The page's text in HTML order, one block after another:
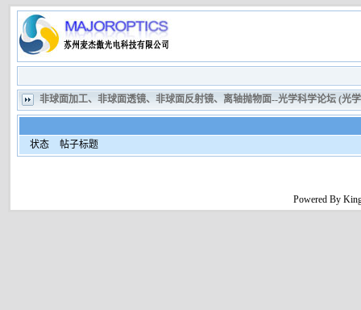
非球面加工、非球面透镜、非球面反射镜、离轴抛物面--光学科学论坛 (光
状态 帖子标题
Powered By